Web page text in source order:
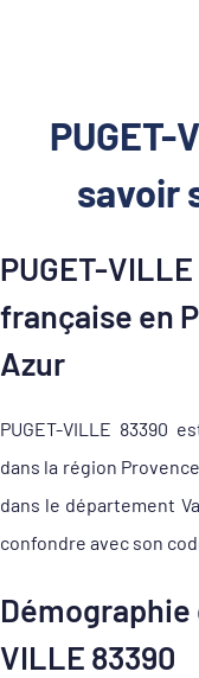
savoir
PUGET-
française en
Azur
PUGET-VILLE 83390
dans la région
dans le département
confondre avec son
Démographie
VILLE 83390